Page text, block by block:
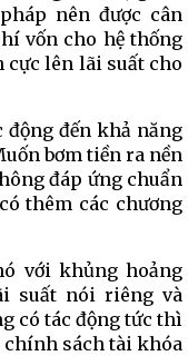
nên được cân
vốn cho hệ thống
cực lên lãi suất cho
động đến khả năng
bơm tiền ra nền
đáp ứng chuẩn
thêm các chương
với khủng hoảng
suất nói riêng và
có tác động tức thì
chính sách tài khóa